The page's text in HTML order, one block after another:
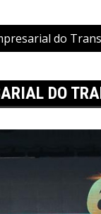
do
DO